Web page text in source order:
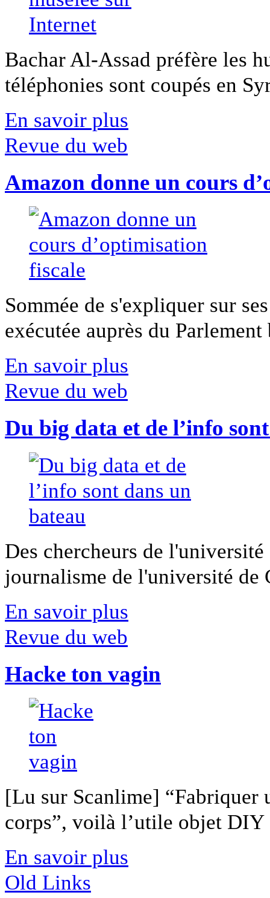
Bachar Al-Assad préfère les
téléphonies sont coupés en
En savoir plus
Revue du web
Amazon donne un cours
Sommée de s'expliquer sur
exécutée auprès du
En savoir plus
Revue du web
Du big data et de l’info
Des chercheurs de
journalisme de l'université
En savoir plus
Revue du web
Hacke ton vagin
[Lu sur Scanlime] “Fabriquer
corps”, voilà l’utile objet
En savoir plus
Old Links